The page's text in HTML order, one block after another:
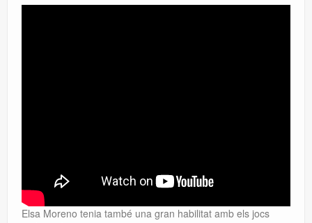
Elsa Moreno tenia també una gran habilitat amb els jocs